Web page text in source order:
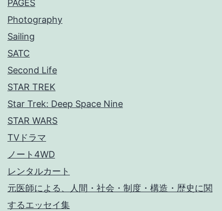
PAGES
Photography
Sailing
SATC
Second Life
STAR TREK
Star Trek: Deep Space Nine
STAR WARS
TVドラマ
ノート4WD
レンタルカート
元医師による、人間・社会・制度・構造・歴史に関
するエッセイ集